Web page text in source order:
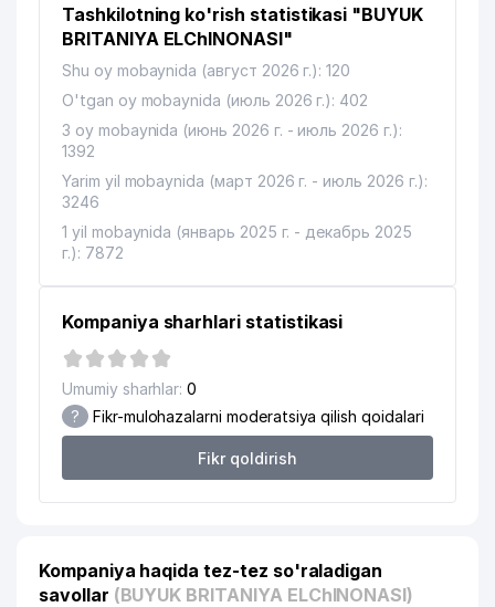
10 ALBETA XK 375 м
12
O'ZBEKISTON RESPUBLIKA FANLAR
13
O'ZBEKISTON RESPUBLIKASI
EKOLOGIYANI VA TABIATNI
MUHOFAZA QILISH DAVLAT
QO'MITASI
394 м
ELChINONASI
15
NOGIRONLARNI REABILITATSIA
QILISH VA PROTEZLASH MILLIY
O'ZBEKISTON RESPUBLIKASI
PREZIDENT ADMINISTRASIYASI
QOSHIDAGI BOSH TIBBIY
BOSHQARMA
ANALYTICS CONSULTING MChJ 538 м
Tashkilotning ko'rish statistikasi "BUYUK
BRITANIYA ELChINONASI"
Shu oy mobaynida (август 2026 г.): 120
O'tgan oy mobaynida (июль 2026 г.): 402
3 oy mobaynida (июнь 2026 г. - июль 2026 г.):
1392
Yarim yil mobaynida (март 2026 г. - июль 2026 г.):
3246
1 yil mobaynida (январь 2025 г. - декабрь 2025
г.): 7872
Kompaniya sharhlari statistikasi
Umumiy sharhlar: 0
? Fikr-mulohazalarni moderatsiya qilish qoidalari
Fikr qoldirish
Kompaniya haqida tez-tez so'raladigan
savollar (BUYUK BRITANIYA ELChINONASI)